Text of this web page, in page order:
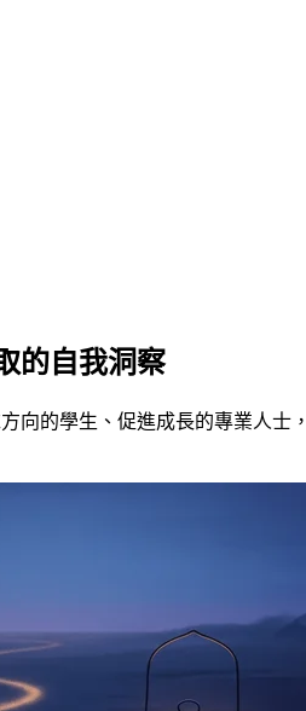
的自我洞察
向的學生、促進成長的專業人